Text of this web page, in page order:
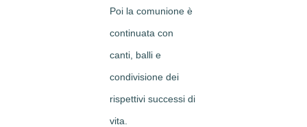
Poi la comunione è
continuata con
canti, balli e
condivisione dei
rispettivi successi di
vita.